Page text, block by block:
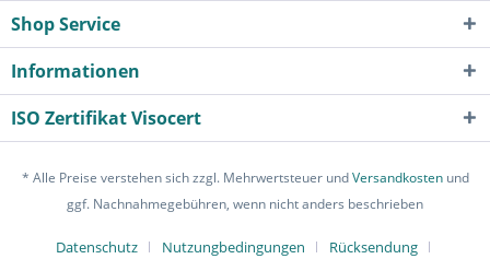
Shop Service
Informationen
ISO Zertifikat Visocert
* Alle Preise verstehen sich zzgl. Mehrwertsteuer undVersandkostenund
ggf. Nachnahmegebühren, wenn nicht anders beschrieben
Datenschutz Nutzungbedingungen
Rücksendung